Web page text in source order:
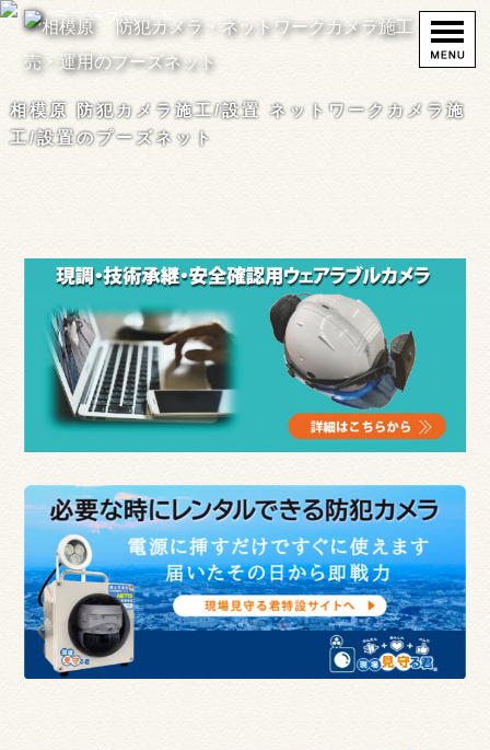
相模原 防犯カメラ施工/設置 ネットワークカメラ施
工/設置のプーズネット